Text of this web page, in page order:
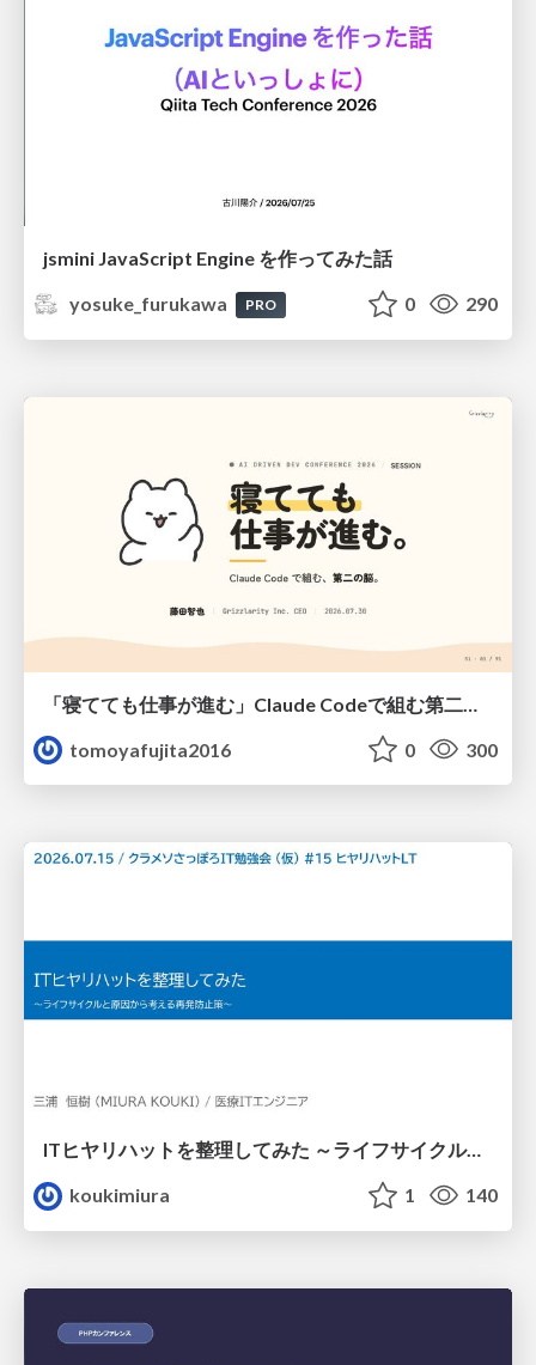
jsmini JavaScript Engine を作ってみた話
yosuke_furukawa
PRO 0 290
tomoyafujita2016
0 300
ITヒヤリハットを整理してみた ～ライフサイクルと原因から考える再発防止策～
koukimiura
1 140